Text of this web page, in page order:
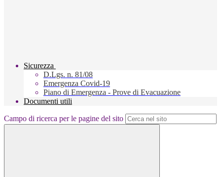
Sicurezza
D.Lgs. n. 81/08
Emergenza Covid-19
Piano di Emergenza - Prove di Evacuazione
Documenti utili
Campo di ricerca per le pagine del sito